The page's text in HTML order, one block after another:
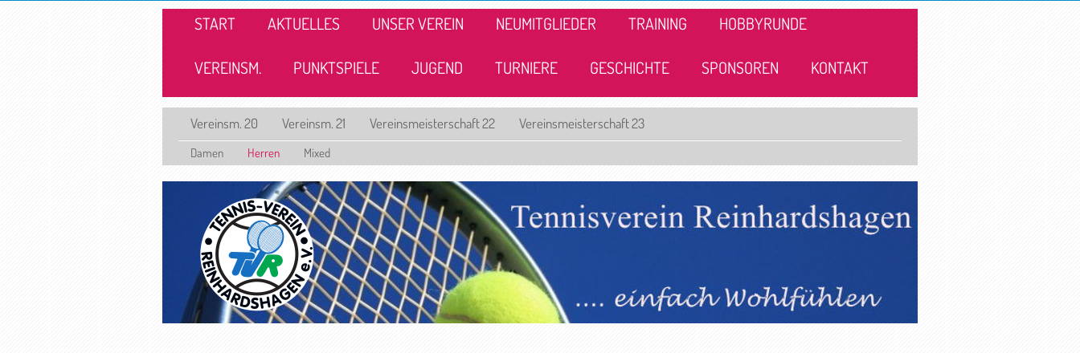
START AKTUELLES UNSER VEREIN NEUMITGLIEDER TRAINING HOBBYRUNDE
VEREINSM. PUNKTSPIELE JUGEND TURNIERE GESCHICHTE SPONSOREN KONTAKT
Vereinsm. 20 Vereinsm. 21 Vereinsmeisterschaft 22 Vereinsmeisterschaft 23
Damen Herren Mixed